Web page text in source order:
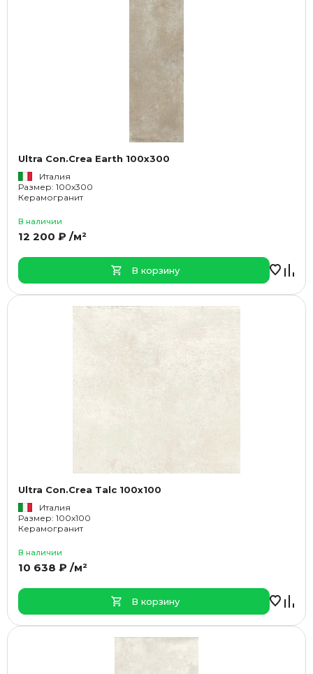
Ultra Con.Crea Earth 100x300
Италия
Размер: 100x300
Керамогранит
В наличии
12 200 ₽ /м²
В корзину
Ultra Con.Crea Talc 100x100
Италия
Размер: 100x100
Керамогранит
В наличии
10 638 ₽ /м²
В корзину